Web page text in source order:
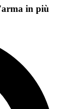
in più